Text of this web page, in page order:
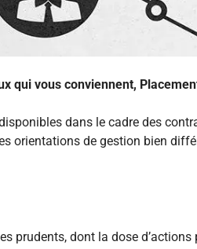
qui vous conviennent,
dans le cadre des
orientations de gestion bien
prudents, dont la dose